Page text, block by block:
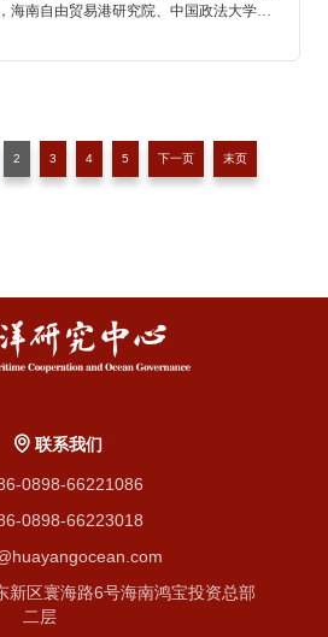
海南自由贸易港研究院、中国政法大学法
参与对话。
2 3 4 5 下一页 末页
联系我们
0898-66221086
0898-66223018
新区寰海路6号海南鸿宝投资总部
二层